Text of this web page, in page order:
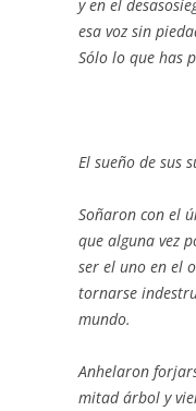
y en el
esa voz sin
Sólo lo que has
El sueño de sus
Soñaron con el
que alguna vez
ser el uno en el
tornarse
mundo.
Anhelaron
mitad árbol y